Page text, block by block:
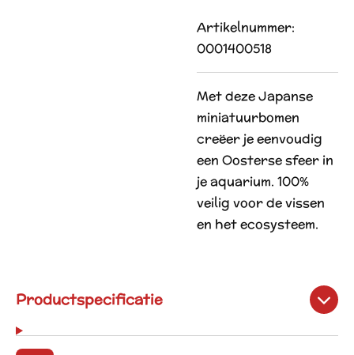
Artikelnummer:
0001400518
Met deze Japanse
miniatuurbomen
creëer je eenvoudig
een Oosterse sfeer in
je aquarium. 100%
veilig voor de vissen
en het ecosysteem.
Productspecificatie